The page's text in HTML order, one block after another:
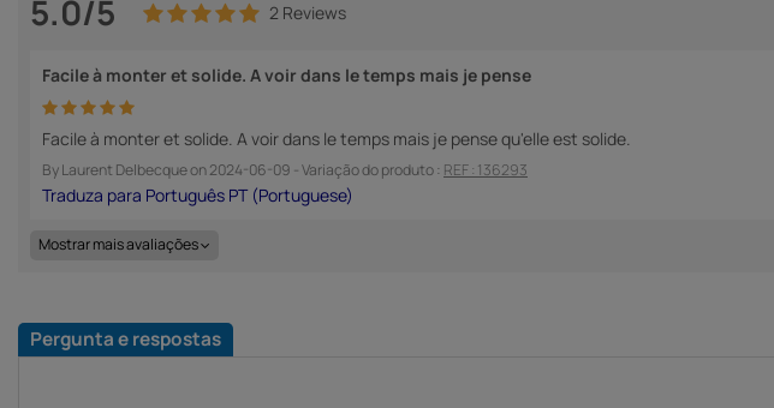
5.0/5 2 Reviews
Facile à monter et solide. A voir dans le temps mais je pense
Facile à monter et solide. A voir dans le temps mais je pense qu'elle est solide.
ByLaurent Delbecqueon2024-06-09 - Variação do produto : REF : 136293
Mostrar mais avaliações
Pergunta e respostas